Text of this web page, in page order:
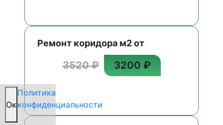
Ремонт коридора м2 от
3520 ₽ 3200 ₽
Oк
Политика
конфиденциальности